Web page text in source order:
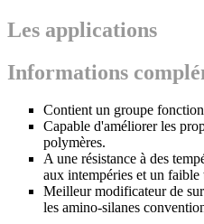
Les applications
Informations
Contient un groupe
Capable d'améliorer les
polymères.
A une résistance à des
aux intempéries et un
Meilleur modificateur de
les amino-silanes